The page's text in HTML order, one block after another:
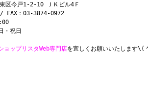
区今戸1-2-10 ＪＫビル4Ｆ
FAX：03-3874-0972
・祝日
ョップリスタWeb専門店を宜しくお願いいたします